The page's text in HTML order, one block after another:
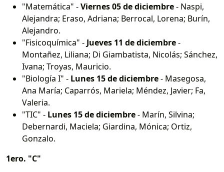
"Matemática" -Viernes 05 de diciembre- Naspi,
Alejandra; Eraso, Adriana; Berrocal, Lorena; Burín,
Alejandro.
"Fisicoquímica" - Jueves 11 de diciembre-
Montañez, Liliana; Di Giambatista, Nicolás; Sánchez,
Ivana; Troyas, Mauricio.
"Biología I" - Lunes 15 de diciembre- Masegosa,
Ana María; Caparrós, Mariela; Méndez, Javier; Fa,
Valeria.
"TIC" - Lunes 15 de diciembre- Marín, Silvina;
Debernardi, Maciela; Giardina, Mónica; Ortiz,
Gonzalo.
1ero. "C"